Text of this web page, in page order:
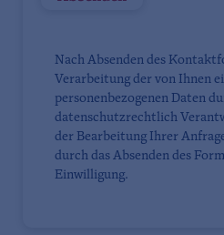
Nach Absenden des
Verarbeitung der von Ihnen
personenbezogenen Daten
datenschutzrechtlich
der Bearbeitung Ihrer
durch das Absenden des
Einwilligung.